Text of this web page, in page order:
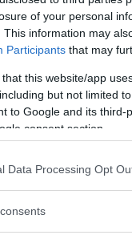
of your personal
This information may
Participants that may
that this website/app
but not limited
to Google and its
consent section.
Data Processing Opt
Sei giorni alla
ambienti
di Ustica tra
tante attività